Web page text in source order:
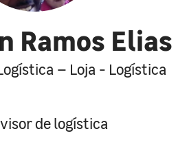
Ramos Elias
– Loja - Logística
de logística